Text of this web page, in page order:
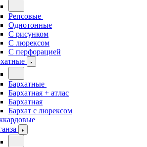
Репсовые
Однотонные
С рисунком
С люрексом
С перфорацией
Бархатные
Бархатная + атлас
Бархатная
Бархат с люрексом